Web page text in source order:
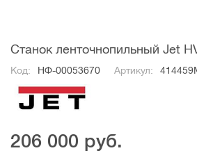
Станок ленточнопильный Jet
Код: НФ-00053670 Артикул:
206 000 руб.